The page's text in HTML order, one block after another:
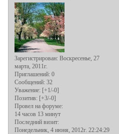
Зарегистрирован: Воскресенье, 27
марта, 2011г.
Приглашений: 0
Сообщений: 32
Уважение: [+1/-0]
Позитив: [+3/-0]
Провел на форуме:
14 часов 13 минут
Последний визит:
Понедельник, 4 июня, 2012г. 22:24:29